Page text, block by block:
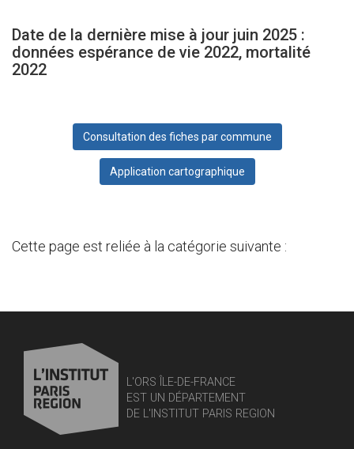
Date de la dernière mise à jour juin 2025 :
données espérance de vie 2022, mortalité
2022
Consultation des fiches par commune
Application cartographique
Cette page est reliée à la catégorie suivante :
L'ORS ÎLE-DE-FRANCE
EST UN DÉPARTEMENT
DE L'INSTITUT PARIS REGION